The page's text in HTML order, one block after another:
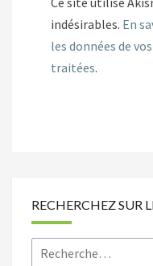
indésirables. En
les données de
traitées.
RECHERCHEZ SUR
Rechercher :